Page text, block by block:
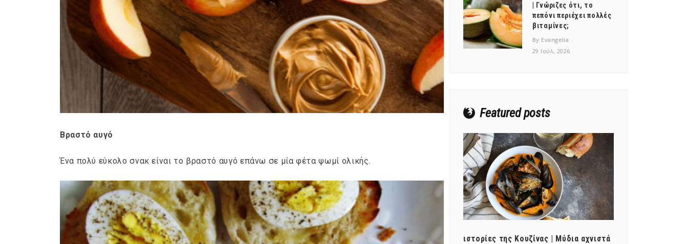
Βραστό αυγό
Ένα πολύ εύκολο σνακ είναι το βραστό αυγό επάνω σε μία φέτα ψωμί ολικής.
| Γνώριζες ότι, το
πεπόνι περιέχει πολλές
βιταμίνες;
By Evangelia
29 Ιούλ, 2026
Featured posts
ημερολόγιο Διατροφής | Φρούτα ή
ημερολόγιο Διατροφής | Γνώριζες ότι,
ιστορίες της Κουζίνας | Μύδια αχνιστά
NEWSLETTER
Get timely updates from your favorite products